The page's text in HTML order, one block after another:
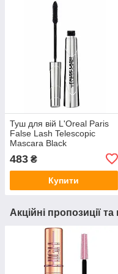
Туш для вій L'Oreal Paris
False Lash Telescopic
Mascara Black
483 ₴
Купити
Акційні пропозиції